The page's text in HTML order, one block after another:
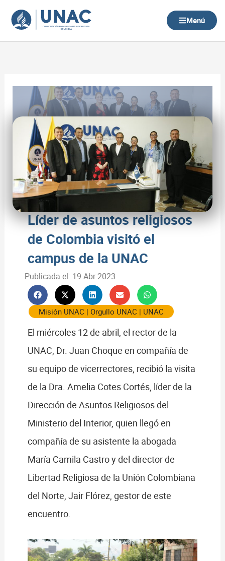
contenido
Menú
Líder de asuntos religiosos
de Colombia visitó el
campus de la UNAC
Publicada el: 19 Abr 2023
Misión UNAC | Orgullo UNAC | UNAC
El miércoles 12 de abril, el rector de la
UNAC, Dr. Juan Choque en compañía de
su equipo de vicerrectores, recibió la visita
de la Dra. Amelia Cotes Cortés, líder de la
Dirección de Asuntos Religiosos del
Ministerio del Interior, quien llegó en
compañía de su asistente la abogada
María Camila Castro y del director de
Libertad Religiosa de la Unión Colombiana
del Norte, Jair Flórez, gestor de este
encuentro.